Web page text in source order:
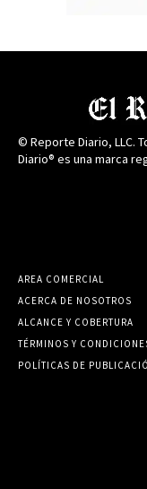
© Reporte Diario, LLC.
Diario® es una marca
AREA COMERCIAL
ACERCA DE NOSOTROS
ALCANCE Y COBERTURA
TÉRMINOS Y
POLÍTICAS DE